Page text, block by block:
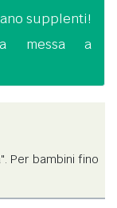
supplenti!
messa a
Per bambini fino